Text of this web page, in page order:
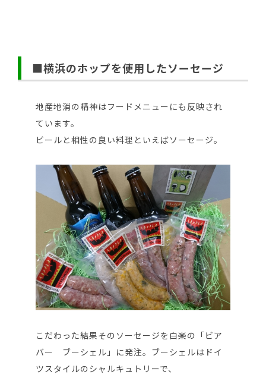
■横浜のホップを使用したソーセージ
地産地消の精神はフードメニューにも反映され
ています。
ビールと相性の良い料理といえばソーセージ。
こだわった結果そのソーセージを白楽の「ビア
バー ブーシェル」に発注。ブーシェルはドイ
ツスタイルのシャルキュトリーで、